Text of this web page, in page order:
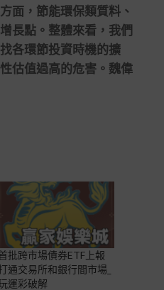
面，節能環保類質料、
長點。整體來看，我們
各環節投資時機的擴
估值過高的危害。魏偉
批跨市場債券ETF上報
通交易所和銀行間市場_
運彩破解